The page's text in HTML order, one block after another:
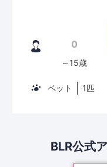
ペット 1匹
BLR公式